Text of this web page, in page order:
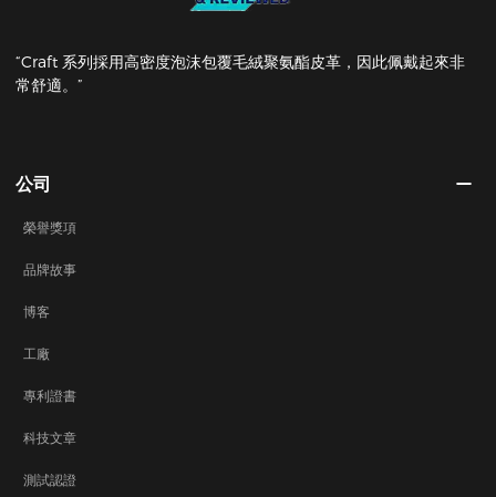
“Craft 系列採用高密度泡沫包覆毛絨聚氨酯皮革，因此佩戴起來非
常舒適。”
公司
榮譽獎項
品牌故事
博客
工廠
專利證書
科技文章
測試認證